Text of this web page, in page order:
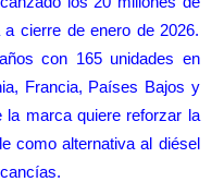
cierre de enero de 2026.
con 165 unidades en
Francia, Países Bajos y
la marca quiere reforzar la
como alternativa al diésel